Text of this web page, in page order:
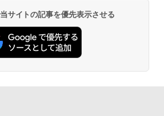
サイトの記事を優先表示させる